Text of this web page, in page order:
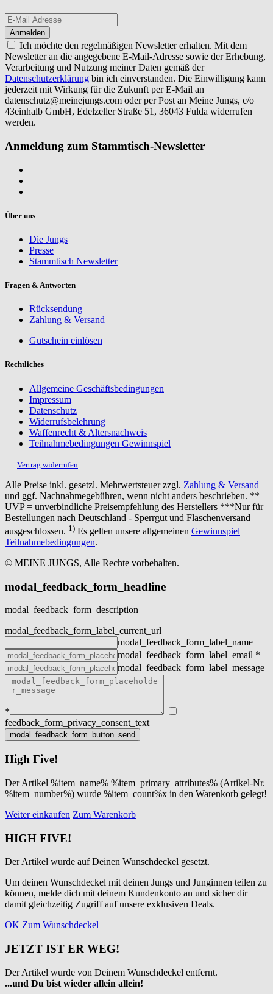
Ich möchte den regelmäßigen Newsletter erhalten. Mit dem
Newsletter an die angegebene E-Mail-Adresse sowie der Erhebung,
Verarbeitung und Nutzung meiner Daten gemäß der
Datenschutzerklärung bin ich einverstanden. Die Einwilligung kann
jederzeit mit Wirkung für die Zukunft per E-Mail an
datenschutz@meinejungs.com oder per Post an Meine Jungs, c/o
43einhalb GmbH, Edelzeller Straße 51, 36043 Fulda widerrufen
werden.
Anmeldung zum Stammtisch-Newsletter
Über uns
Die Jungs
Presse
Stammtisch Newsletter
Fragen & Antworten
Rücksendung
Zahlung & Versand
Gutschein einlösen
Rechtliches
Allgemeine Geschäftsbedingungen
Impressum
Datenschutz
Widerrufsbelehrung
Waffenrecht & Altersnachweis
Teilnahmebedingungen Gewinnspiel
Vertrag widerrufen
Alle Preise inkl. gesetzl. Mehrwertsteuer zzgl. Zahlung & Versand
und ggf. Nachnahmegebühren, wenn nicht anders beschrieben. **
UVP = unverbindliche Preisempfehlung des Herstellers ***Nur für
Bestellungen nach Deutschland - Sperrgut und Flaschenversand
ausgeschlossen. 1) Es gelten unsere allgemeinen Gewinnspiel
Teilnahmebedingungen.
© MEINE JUNGS, Alle Rechte vorbehalten.
modal_feedback_form_headline
modal_feedback_form_description
modal_feedback_form_label_current_url
modal_feedback_form_label_name
modal_feedback_form_label_email *
modal_feedback_form_label_message
*
feedback_form_privacy_consent_text
High Five!
Der Artikel %item_name% %item_primary_attributes% (Artikel-Nr.
%item_number%) wurde %item_count%x in den Warenkorb gelegt!
Weiter einkaufen Zum Warenkorb
HIGH FIVE!
Der Artikel wurde auf Deinen Wunschdeckel gesetzt.
Um deinen Wunschdeckel mit deinen Jungs und Junginnen teilen zu
können, melde dich mit deinem Kundenkonto an und sicher dir
damit gleichzeitig Zugriff auf unsere exklusiven Deals.
OK Zum Wunschdeckel
JETZT IST ER WEG!
Der Artikel wurde von Deinem Wunschdeckel entfernt.
...und Du bist wieder allein allein!